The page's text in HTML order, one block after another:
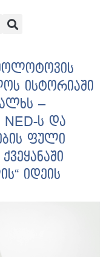
ისტორიაში
–
NED-ს და
ფული
იდეის